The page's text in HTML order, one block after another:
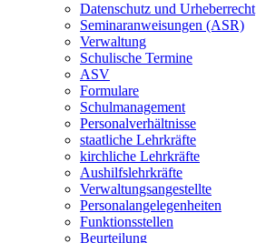
Datenschutz und Urheberrecht
Seminaranweisungen (ASR)
Verwaltung
Schulische Termine
ASV
Formulare
Schulmanagement
Personalverhältnisse
staatliche Lehrkräfte
kirchliche Lehrkräfte
Aushilfslehrkräfte
Verwaltungsangestellte
Personalangelegenheiten
Funktionsstellen
Beurteilung